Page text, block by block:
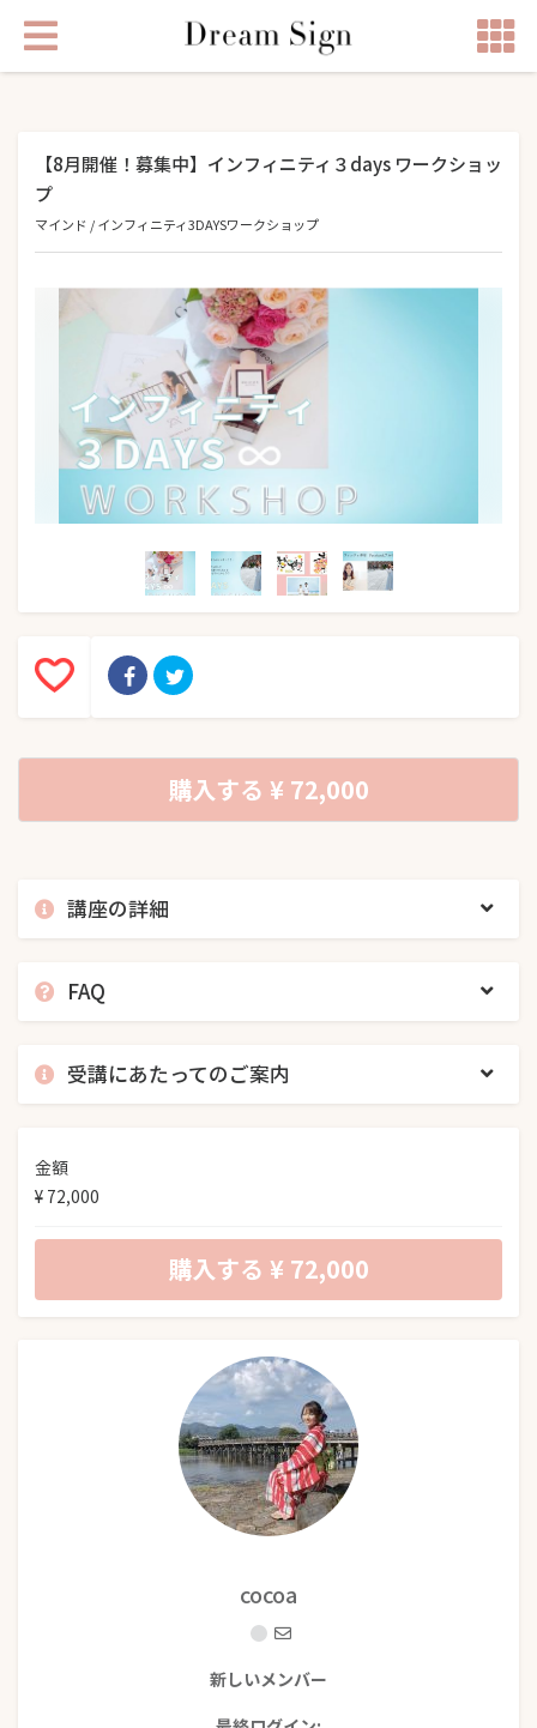
【8月開催！募集中】インフィニティ３days ワークショッ
プ
マインド /インフィニティ3DAYSワークショップ
購入する ¥ 72,000
講座の詳細
FAQ
受講にあたってのご案内
金額
¥ 72,000
購入する ¥ 72,000
cocoa
新しいメンバー